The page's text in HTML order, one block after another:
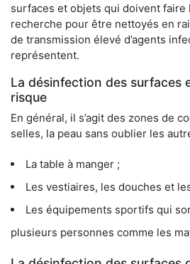
surfaces et objets qui doivent faire
recherche pour être nettoyés en
de transmission élevé d’agents
représentent.
La désinfection des surfaces
risque
En général, il s’agit des zones de
selles, la peau sans oublier les
La table à manger ;
Les vestiaires, les douches et
Les équipements sportifs qui
plusieurs personnes comme les